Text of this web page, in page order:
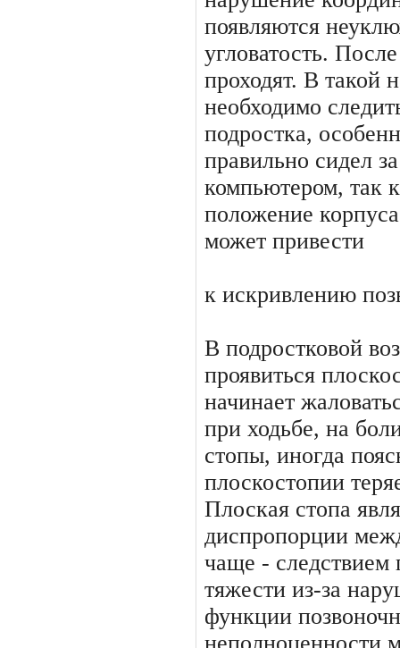
появляются
угловатость.
проходят. В такой
необходимо
подрост­ка,
правильно сидел
компьютером, так
положение
может привести
к искривлению
В подростковой
про­явиться
начинает
при ходьбе, на
стопы, иногда
плоскостопии
Плоская стопа
диспропорции
чаще - следствием
тяжести из-за
функции